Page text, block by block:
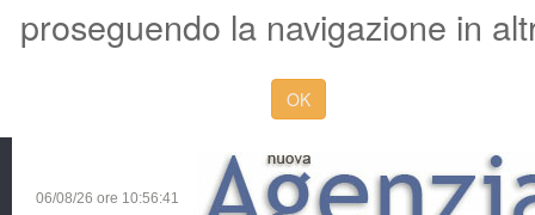
proseguendo la navigazione in
OK
06/08/26 ore 10:56:42